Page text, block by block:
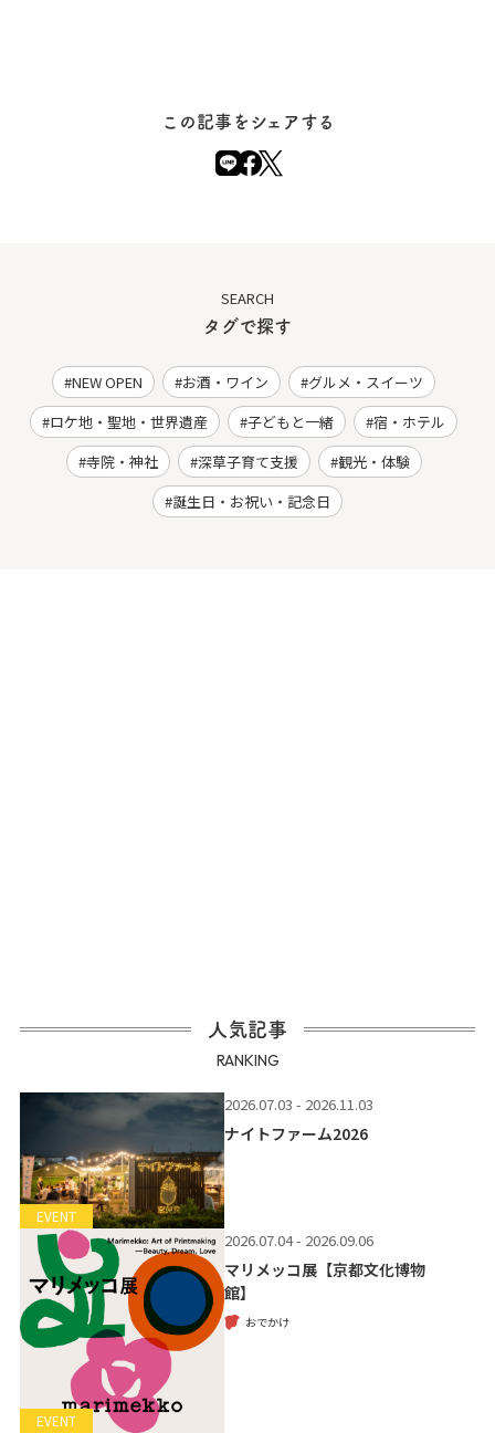
この記事をシェアする
SEARCH
タグで探す
NEW OPEN お酒・ワイン
グルメ・スイーツ
ロケ地・聖地・世界遺産
子どもと一緒
宿・ホテル
寺院・神社
深草子育て支援
観光・体験
誕生日・お祝い・記念日
人気記事
RANKING
EVENT
2026.07.03 - 2026.11.03
ナイトファーム2026
EVENT
2026.07.04 - 2026.09.06
マリメッコ展【京都文化博物
館】
おでかけ